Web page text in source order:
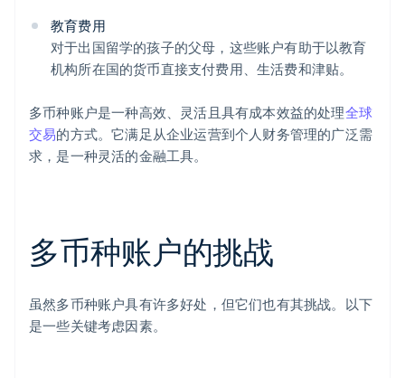
教育费用
对于出国留学的孩子的父母，这些账户有助于以教育
机构所在国的货币直接支付费用、生活费和津贴。
多币种账户是一种高效、灵活且具有成本效益的处理全球
交易的方式。它满足从企业运营到个人财务管理的广泛需
求，是一种灵活的金融工具。
多币种账户的挑战
虽然多币种账户具有许多好处，但它们也有其挑战。以下
是一些关键考虑因素。